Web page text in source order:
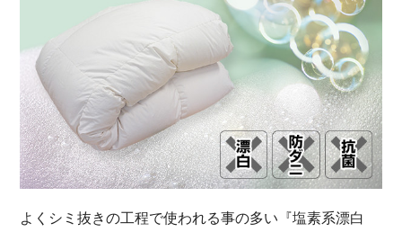
よくシミ抜きの工程で使われる事の多い『塩素系漂白